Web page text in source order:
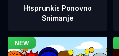
Htsprunkis Ponovno
Snimanje